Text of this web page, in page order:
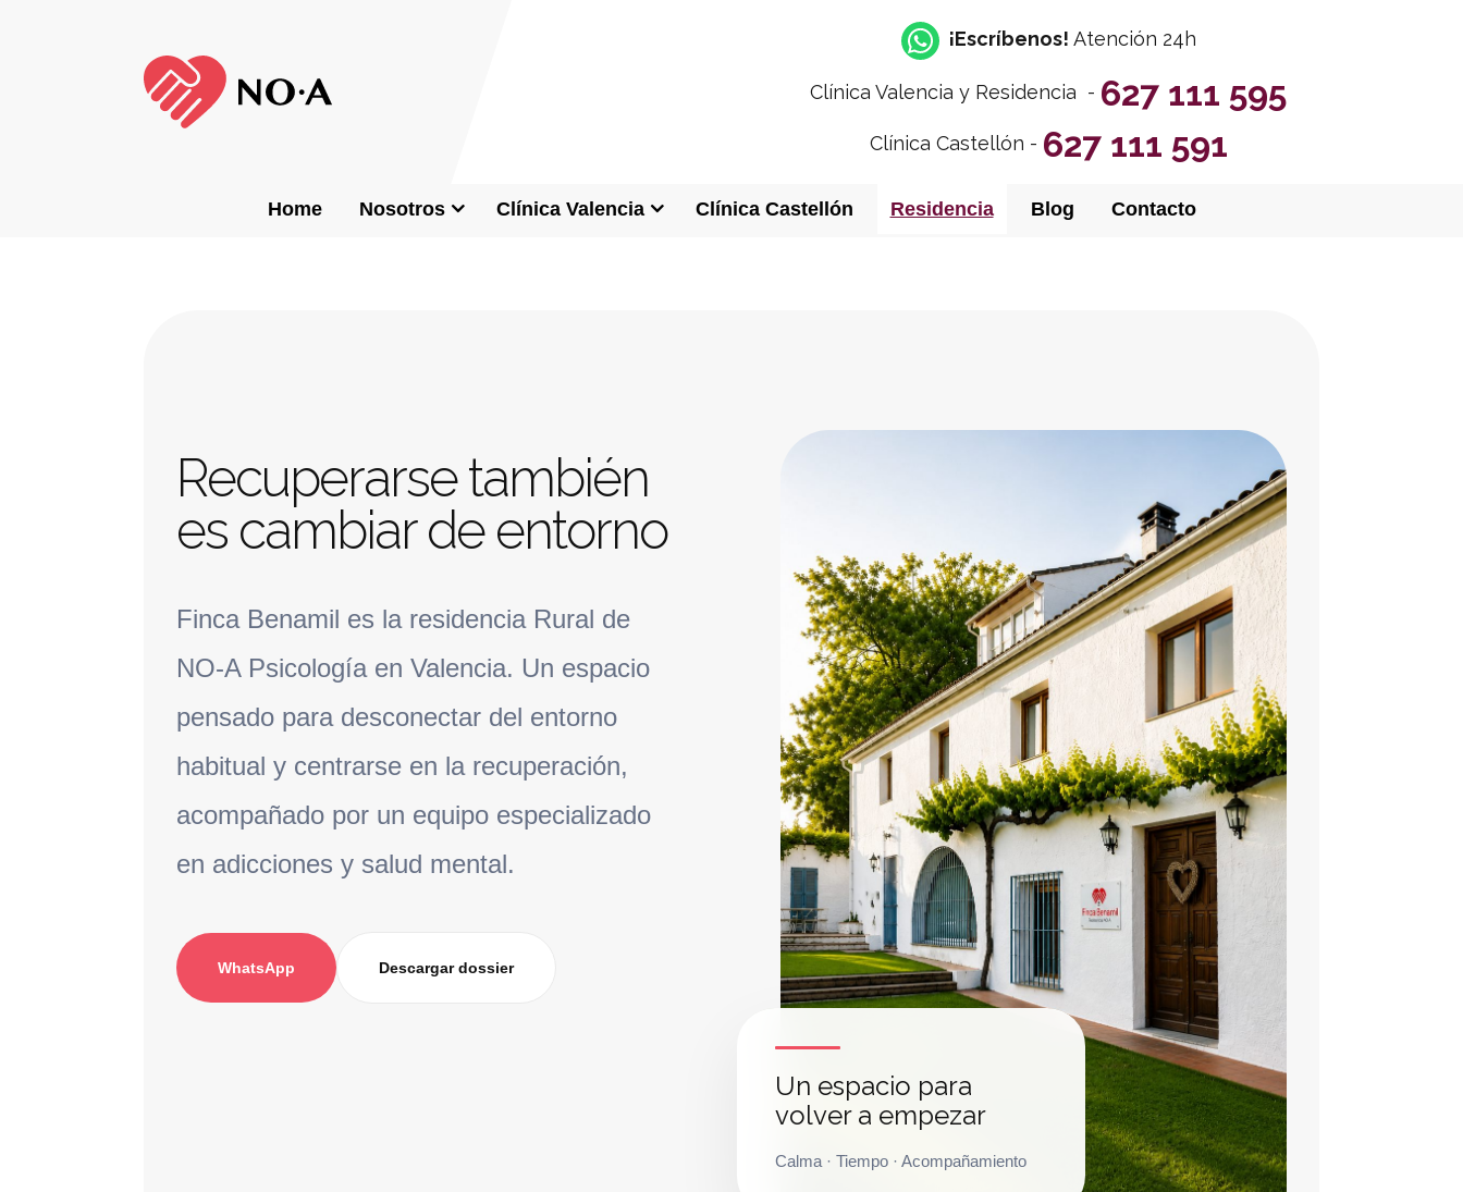
¡Escríbenos! Atención 24h
Clínica Valencia y Residencia - 627 111 595
Clínica Castellón - 627 111 591
Home Nosotros Clínica Valencia Clínica Castellón Residencia Blog Contacto
DESCUBRE FINCA BENAMIL
Recuperarse también
es cambiar de entorno
Finca Benamil es la residencia Rural de
NO-A Psicología en Valencia. Un espacio
pensado para desconectar del entorno
habitual y centrarse en la recuperación,
acompañado por un equipo especializado
en adicciones y salud mental.
WhatsApp Descargar dossier
Un espacio para
volver a empezar
Calma · Tiempo · Acompañamiento